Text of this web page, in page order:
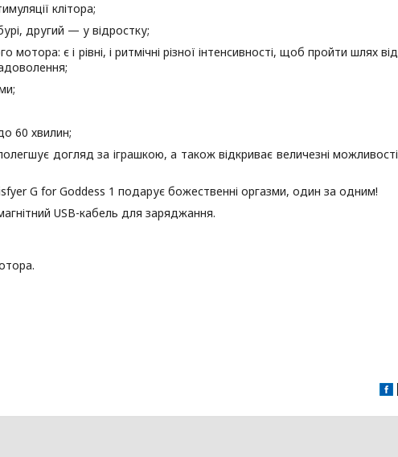
клітора;
другий — у відростку;
мотора: є і рівні, і ритмічні різної інтенсивності, щоб пройти шлях від
60 хвилин;
догляд за іграшкою, а також відкриває величезні можливості
G for Goddess 1 подарує божественні оргазми, один за одним!
USB-кабель для заряджання.